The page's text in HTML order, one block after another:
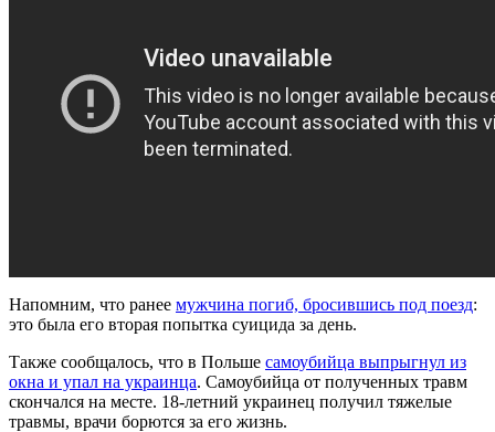
Напомним, что ранее мужчина погиб, бросившись под поезд:
это была его вторая попытка суицида за день.
Также сообщалось, что в Польше самоубийца выпрыгнул из
окна и упал на украинца. Самоубийца от полученных травм
скончался на месте. 18-летний украинец получил тяжелые
травмы, врачи борются за его жизнь.